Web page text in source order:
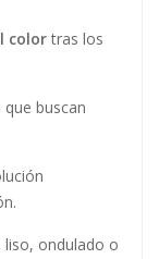
colortras los
buscan
liso, ondulado o